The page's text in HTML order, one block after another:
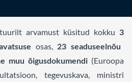
arvamust küsitud kokku 3
osas, 23 seaduseelnõu
muu õigusdokumendi(Euroopa
tegevuskava, ministri